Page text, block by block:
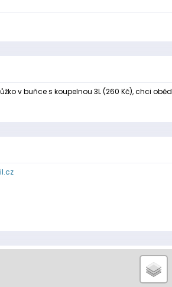
v buňce s koupelnou 3L (260 Kč), chci oběd